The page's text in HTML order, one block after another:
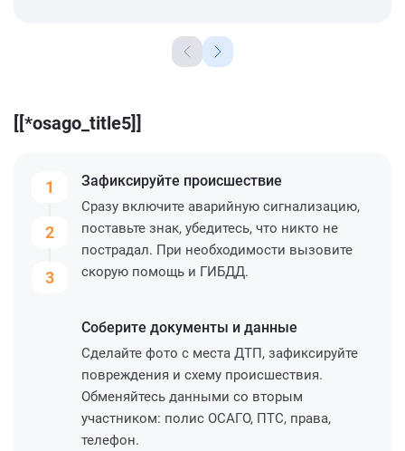
[[*osago_title5]]
1
2
3
Зафиксируйте происшествие
Сразу включите аварийную сигнализацию,
поставьте знак, убедитесь, что никто не
пострадал. При необходимости вызовите
скорую помощь и ГИБДД.
Соберите документы и данные
Сделайте фото с места ДТП, зафиксируйте
повреждения и схему происшествия.
Обменяйтесь данными со вторым
участником: полис ОСАГО, ПТС, права,
телефон.